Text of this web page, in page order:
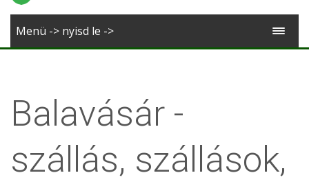
Deutsch
Menü -> nyisd le ->
Balavásár -
szállás, szállások,